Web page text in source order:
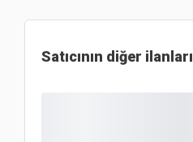
Satıcının diğer ilanları